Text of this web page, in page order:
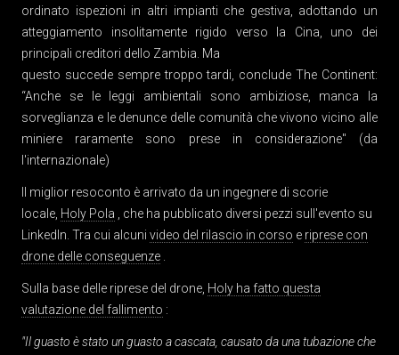
ordinato ispezioni in altri impianti che gestiva, adottando un
atteggiamento insolitamente rigido verso la Cina, uno dei
principali creditori dello Zambia. Ma
questo succede sempre troppo tardi, conclude The Continent:
“Anche se le leggi ambientali sono ambiziose, manca la
sorveglianza e le denunce delle comunità che vivono vicino alle
miniere raramente sono prese in considerazione" (da
l'internazionale)
Il miglior resoconto è arrivato da un ingegnere di scorie
locale, Holy Pola , che ha pubblicato diversi pezzi sull'evento su
LinkedIn. Tra cui alcuni video del rilascio in corso e riprese con
drone delle conseguenze
Sulla base delle riprese del drone, Holy ha fatto questa
valutazione del fallimento :
"Il guasto è stato un guasto a cascata, causato da una tubazione che